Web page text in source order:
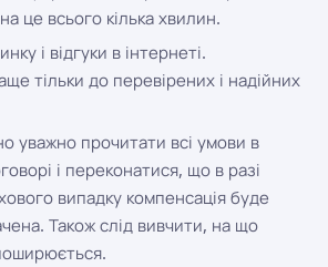
це всього кілька хвилин.
і відгуки в інтернеті.
тільки до перевірених і надійних
уважно прочитати всі умови в
і переконатися, що в разі
випадку компенсація буде
Також слід вивчити, на що